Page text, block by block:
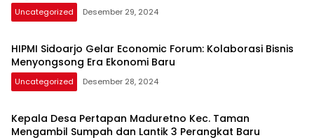
Uncategorized Desember 29, 2024
HIPMI Sidoarjo Gelar Economic Forum: Kolaborasi Bisnis
Menyongsong Era Ekonomi Baru
Uncategorized Desember 28, 2024
Kepala Desa Pertapan Maduretno Kec. Taman
Mengambil Sumpah dan Lantik 3 Perangkat Baru